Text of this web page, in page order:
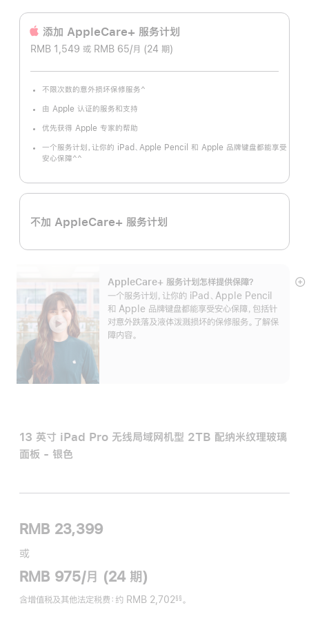
添加 AppleCare+ 服务计‍划
RMB 1,549 或 RMB 65/月 (24 期)
不限次数的意外损坏保修服务
注
^
由 Apple 认证的服务和支持
优先获得 Apple 专家的帮助
一个服务计划，让你的 iPad、Apple Pencil 和 Apple 品牌键盘都能享受
安心保障^^
不加 AppleCare+ 服务计划
AppleCare+ 服务计划怎样提供保⁠障？
一个服务计划，让你的 iPad、Apple Pencil
和 Apple 品牌键盘都能享受安心保障，包括针
对意外跌落及液体泼溅损坏的保修服务。了解保
障内容。
展
13 英寸 iPad Pro 无线局域网机型 2TB 配纳米纹理玻璃
面板 - 银色
RMB 23,399
或
RMB 975/月 (24 期)
含增值税及其他法定税费 ：约 RMB 2,702 §§ 。